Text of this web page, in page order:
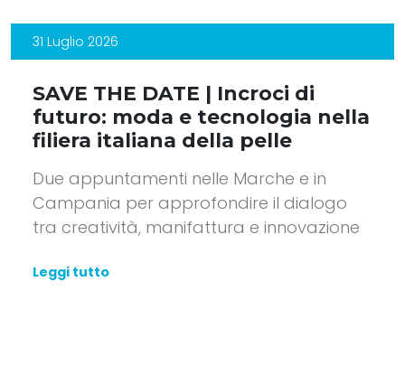
31 Luglio 2026
SAVE THE DATE | Incroci di
futuro: moda e tecnologia nella
filiera italiana della pelle
Due appuntamenti nelle Marche e in
Campania per approfondire il dialogo
tra creatività, manifattura e innovazione
Leggi tutto